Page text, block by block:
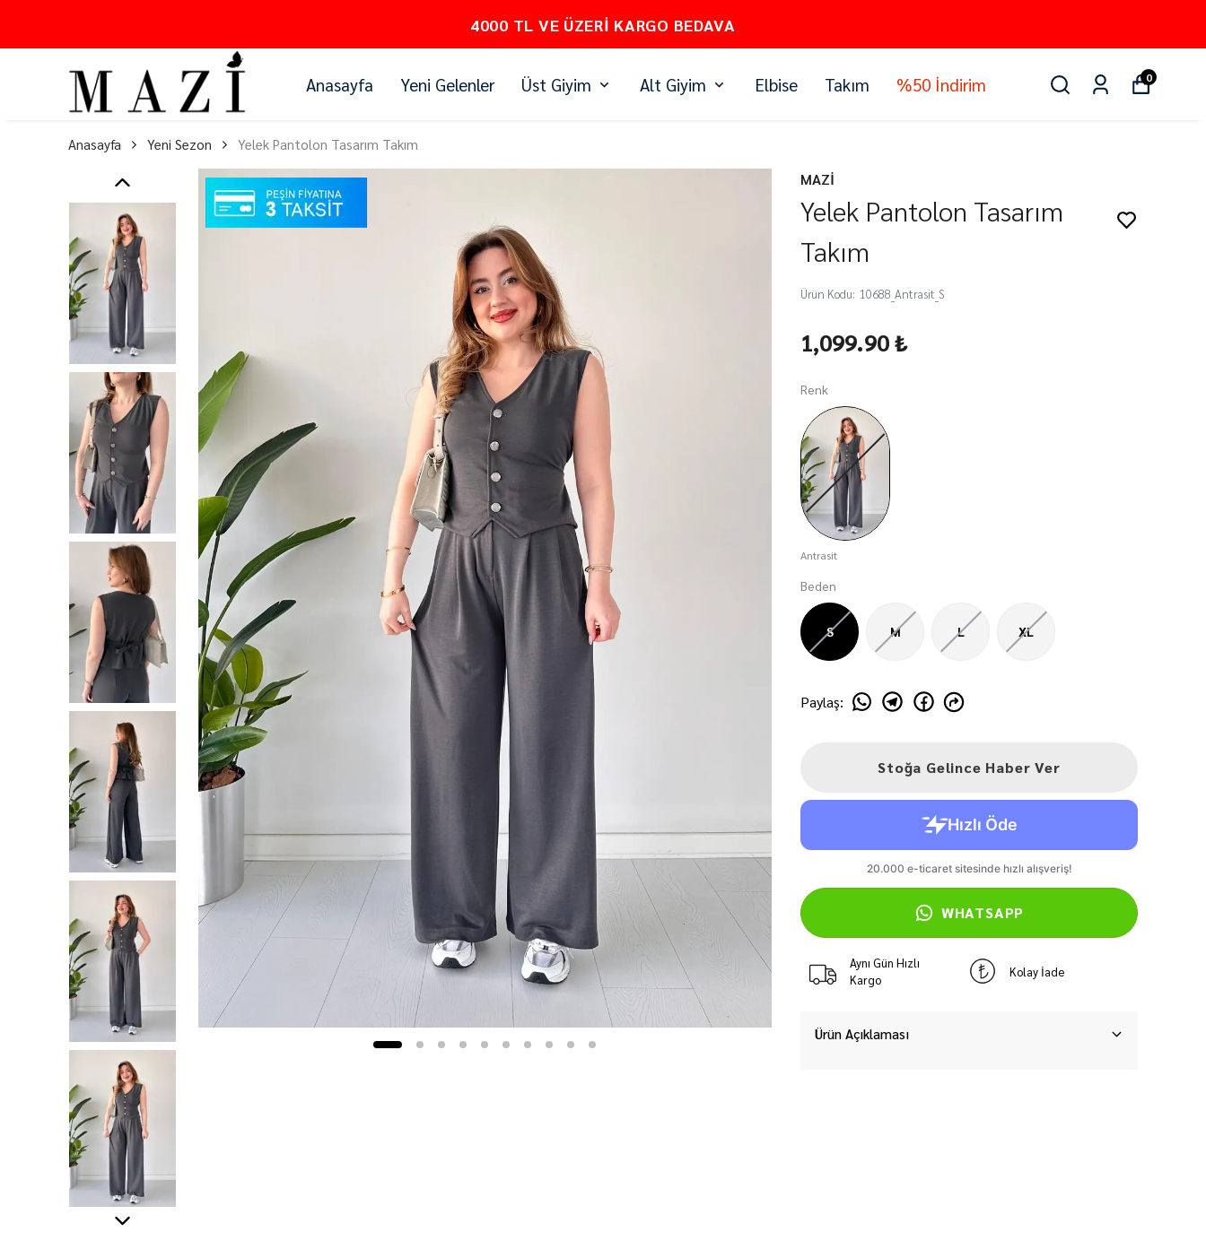
PEŞİN FİYATINA 3 TAKSİT
Anasayfa Yeni Gelenler Üst Giyim Alt Giyim Elbise Takım %50 İndirim 0
Anasayfa Yeni Sezon Yelek Pantolon Tasarım Takım
MAZİ
Yelek Pantolon Tasarım
Takım
Ürün Kodu: 10688_Antrasit_S
1,099.90 ₺
Renk
Antrasit
Beden
S M L XL
Paylaş:
Stoğa Gelince Haber Ver
WHATSAPP
Aynı Gün Hızlı
Kargo
Kolay İade
Ürün Açıklaması